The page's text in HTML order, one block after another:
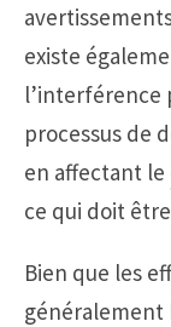
existe
l’interférence
processus de
en affectant le
ce qui doit
Bien que les
généralement